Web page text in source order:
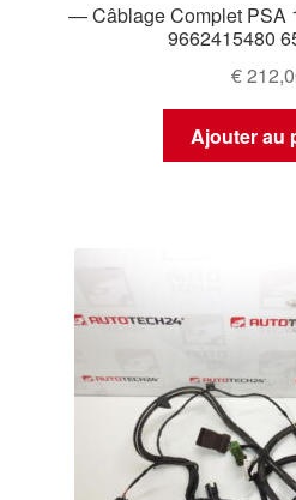
— Câblage Complet PSA
9662415480
€
Ajouter au